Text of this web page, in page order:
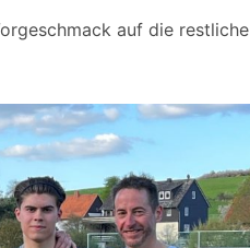
auf die restliche